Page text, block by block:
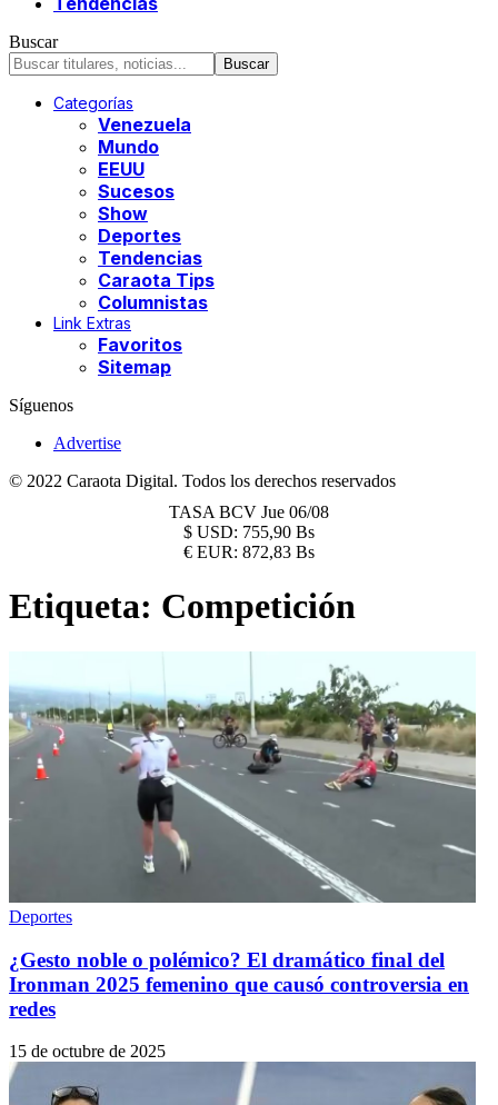
Buscar
Categorías
Venezuela
Mundo
EEUU
Sucesos
Show
Deportes
Tendencias
Caraota Tips
Columnistas
Link Extras
Favoritos
Sitemap
Síguenos
Advertise
© 2022 Caraota Digital. Todos los derechos reservados
TASA BCV Jue 06/08
$ USD: 755,90 Bs
€ EUR: 872,83 Bs
Etiqueta: Competición
Deportes
¿Gesto noble o polémico? El dramático final del
Ironman 2025 femenino que causó controversia en
redes
15 de octubre de 2025